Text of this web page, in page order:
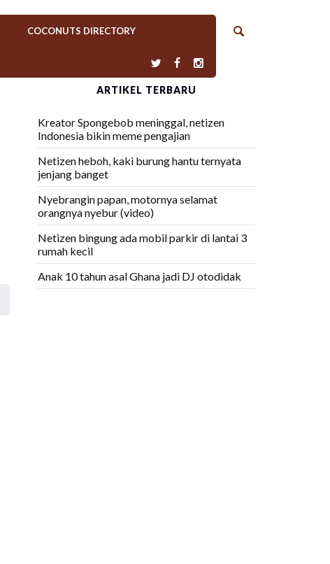
COCONUTS DIRECTORY
ARTIKEL TERBARU
Kreator Spongebob meninggal, netizen
Indonesia bikin meme pengajian
Netizen heboh, kaki burung hantu ternyata
jenjang banget
Nyebrangin papan, motornya selamat
orangnya nyebur (video)
Netizen bingung ada mobil parkir di lantai 3
rumah kecil
Anak 10 tahun asal Ghana jadi DJ otodidak